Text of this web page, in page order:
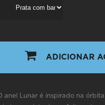
ADICIONAR
anel Lunar é inspirado na